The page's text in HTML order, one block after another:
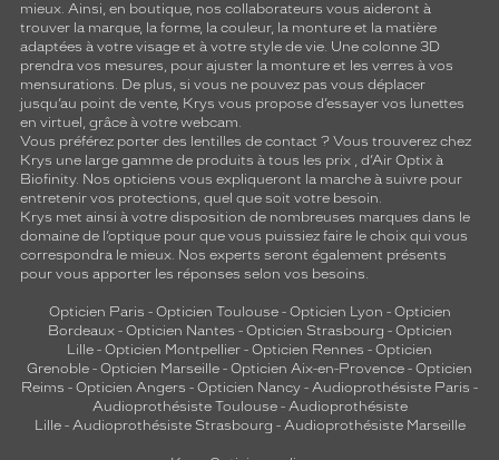
mieux. Ainsi, en boutique, nos collaborateurs vous aideront à
trouver la marque, la forme, la couleur, la monture et la matière
adaptées à votre visage et à votre style de vie. Une colonne 3D
prendra vos mesures, pour ajuster la monture et les verres à vos
mensurations. De plus, si vous ne pouvez pas vous déplacer
jusqu’au point de vente, Krys vous propose d’essayer vos lunettes
en virtuel, grâce à votre webcam.
Vous préférez porter des lentilles de contact ? Vous trouverez chez
Krys une large gamme de produits à tous les prix , d’Air Optix à
Biofinity. Nos opticiens vous expliqueront la marche à suivre pour
entretenir vos protections, quel que soit votre besoin.
Krys met ainsi à votre disposition de nombreuses marques dans le
domaine de l’optique pour que vous puissiez faire le choix qui vous
correspondra le mieux. Nos experts seront également présents
pour vous apporter les réponses selon vos besoins.
Opticien Paris - Opticien Toulouse- Opticien Lyon - Opticien
Bordeaux- Opticien Nantes - Opticien Strasbourg - Opticien
Lille - Opticien Montpellier - Opticien Rennes - Opticien
Grenoble - Opticien Marseille - Opticien Aix-en-Provence - Opticien
Reims - Opticien Angers - Opticien Nancy - Audioprothésiste Paris -
Audioprothésiste Toulouse- Audioprothésiste
Lille- Audioprothésiste Strasbourg - Audioprothésiste Marseille